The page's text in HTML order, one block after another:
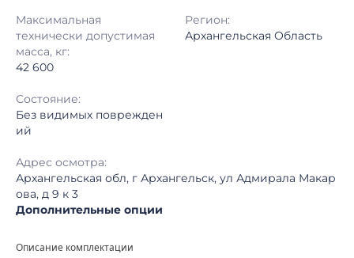
Максимальная
технически допустимая
масса, кг:
42 600
Регион:
Архангельская Область
Состояние:
Без видимых поврежден
ий
Адрес осмотра:
Архангельская обл, г Архангельск, ул Адмирала Макар
ова, д 9 к 3
Дополнительные опции
Описание комплектации